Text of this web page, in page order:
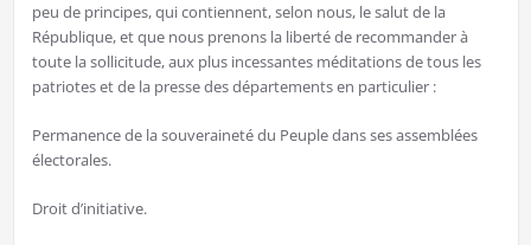
peu de principes, qui contiennent, selon nous, le salut de la
République, et que nous prenons la liberté de recommander à
toute la sollicitude, aux plus incessantes méditations de tous les
patriotes et de la presse des départements en particulier :
Permanence de la souveraineté du Peuple dans ses assemblées
électorales.
Droit d’initiative.